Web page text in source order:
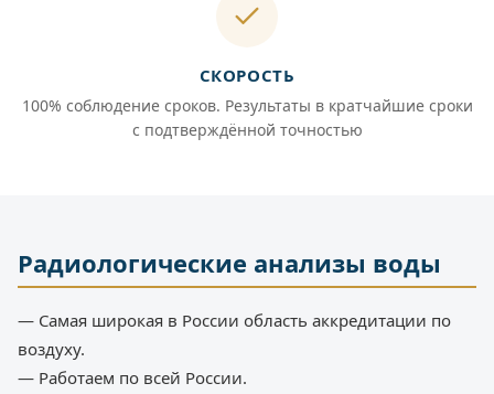
СКОРОСТЬ
100% соблюдение сроков. Результаты в кратчайшие сроки
с подтверждённой точностью
Радиологические анализы воды
— Самая широкая в России область аккредитации по
воздуху.
— Работаем по всей России.